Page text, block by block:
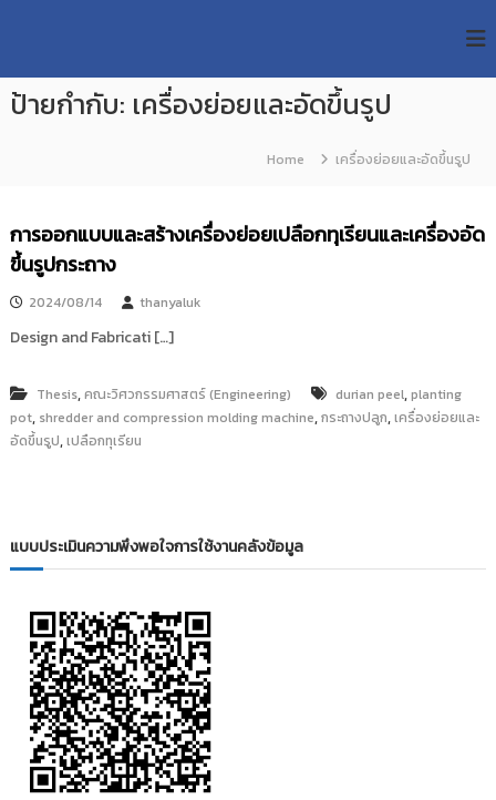
p
U
T
e
a
r
c
R
e
p
t
o
y
ค
ลั
ง
ข้
อ
วิ
ท
ท
โ
ล
า
ช
ม
ง
บุ
รี
ป้ายกำกับ: เครื่องย่อยและอัดขึ้นรูป
Home เครื่องย่อยและอัดขึ้นรูป
การออกแบบและสร้างเครื่องย่อยเปลือกทุเรียนและเครื่องอัด
ขึ้นรูปกระถาง
2024/08/14 thanyaluk
Design and Fabricati […]
Thesis,คณะวิศวกรรมศาสตร์ (Engineering) durian peel,planting
pot, shredder and compression molding machine,กระถางปลูก,เครื่องย่อยและ
อัดขึ้นรูป,เปลือกทุเรียน
แบบประเมินความพึงพอใจการใช้งานคลังข้อมูล